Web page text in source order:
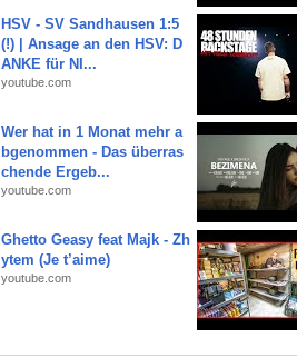
HSV - SV Sandhausen 1:5
(!) | Ansage an den HSV: D
ANKE für NI...
youtube.com
Wer hat in 1 Monat mehr a
bgenommen - Das überras
chende Ergeb...
youtube.com
Ghetto Geasy feat Majk - Zh
ytem (Je t’aime)
youtube.com